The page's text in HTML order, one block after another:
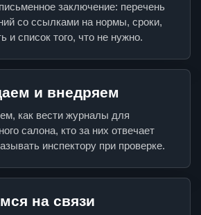
заключение: перечень
со ссылками на нормы, сроки,
и список того, что не нужно.
и внедряем
как вести журналы для
салона, кто за них отвечает
инспектору при проверке.
на связи